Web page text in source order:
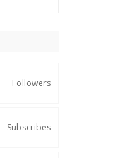
Followers
Subscribes